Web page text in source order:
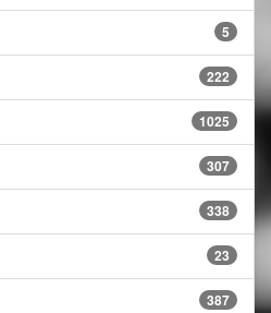
5
222
1025
307
338
23
387